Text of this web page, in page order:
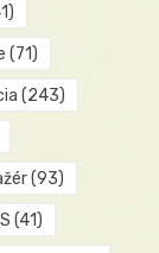
(71)
(243)
(93)
(41)